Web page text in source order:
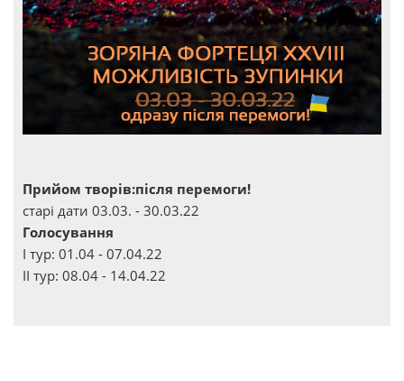
Прийом творів:після перемоги!
старі дати 03.03. - 30.03.22
Голосування
І тур: 01.04 - 07.04.22
ІІ тур: 08.04 - 14.04.22